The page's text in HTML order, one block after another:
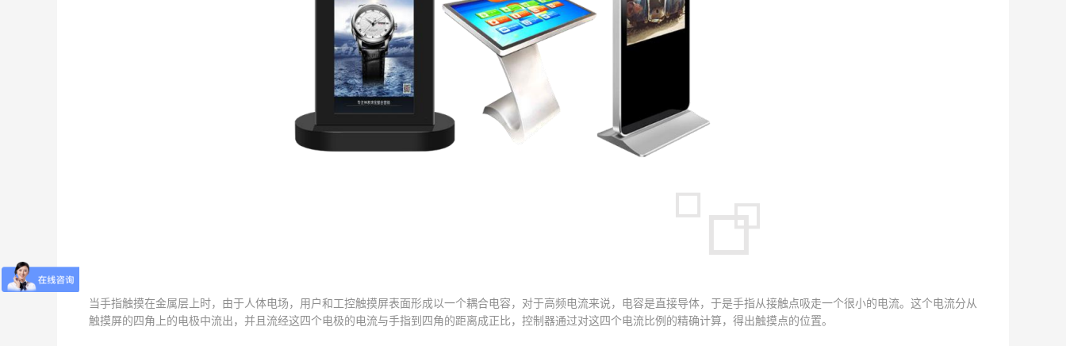
当手指触摸在金属层上时，由于人体电场，用户和工控触摸屏表面形成以一个耦合电容，对于高频电流来说，电容是直接导体，于是手指从接触点吸走一个很小的电流。这个电流分从
触摸屏的四角上的电极中流出，并且流经这四个电极的电流与手指到四角的距离成正比，控制器通过对这四个电流比例的精确计算，得出触摸点的位置。